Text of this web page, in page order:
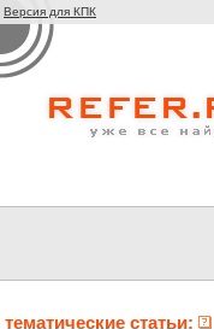
Версия для КПК
тематические статьи: